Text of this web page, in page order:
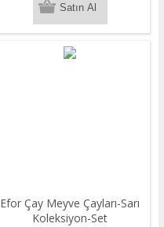
Efor Çay Meyve Çayları-Sarı
Koleksiyon-Set